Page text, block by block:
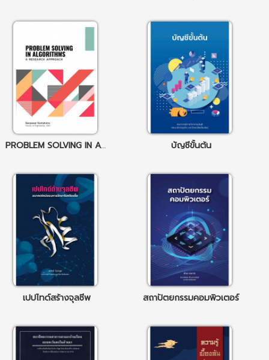
PROBLEM SOLVING IN ALGORITHMS A RESEARCH APPROACH บัญชีขั้นต้น
เปปไทด์สร้างจุลชีพ สถาปัตยกรรมคอมพิวเตอร์